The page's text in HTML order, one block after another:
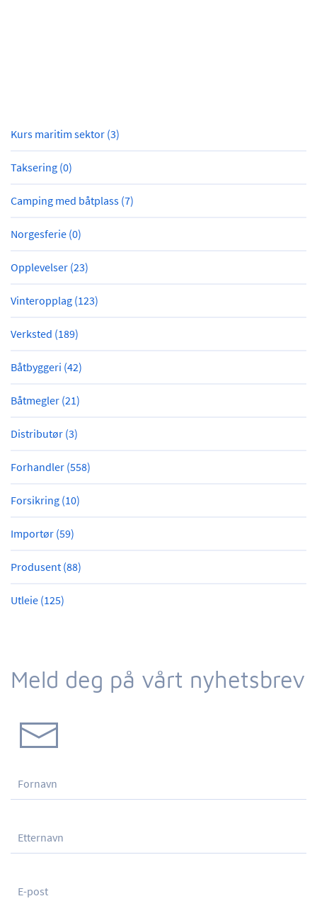
Kurs maritim sektor (3)
Taksering (0)
Camping med båtplass (7)
Norgesferie (0)
Opplevelser (23)
Vinteropplag (123)
Verksted (189)
Båtbyggeri (42)
Båtmegler (21)
Distributør (3)
Forhandler (558)
Forsikring (10)
Importør (59)
Produsent (88)
Utleie (125)
Meld deg på vårt nyhetsbrev